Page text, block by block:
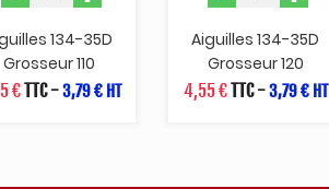
134-35D
Grosseur 110
€TTC-3,79 € HT
Aiguilles 134-35D
Grosseur 120
4,55 €TTC-3,79 € HT